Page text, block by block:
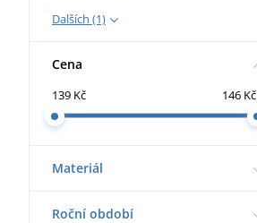
Dalších (1)
Cena
139 Kč 146 Kč
Materiál
Roční období